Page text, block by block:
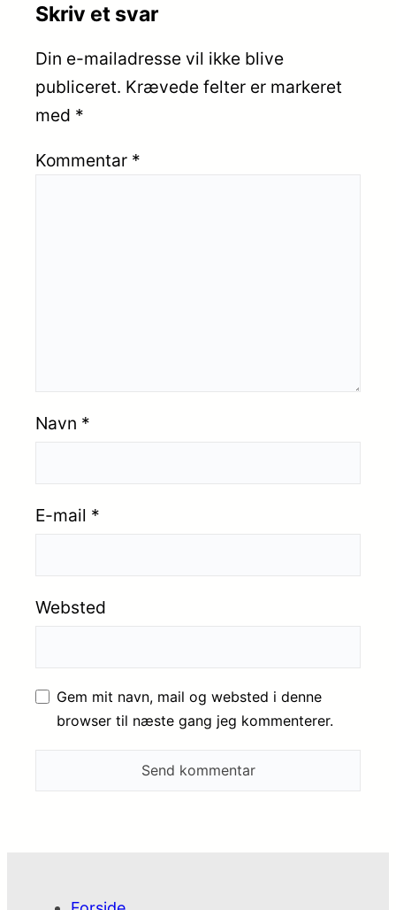
Skriv et svar
Din e-mailadresse vil ikke blive
publiceret. Krævede felter er markeret
med *
Kommentar *
Navn *
E-mail *
Websted
Gem mit navn, mail og websted i denne
browser til næste gang jeg kommenterer.